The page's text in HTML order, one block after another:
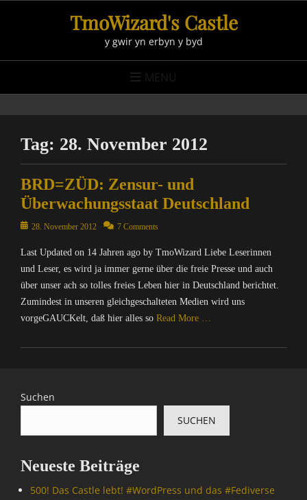
TmoWizard's Castle
y gwir yn erbyn y byd
MENU
Tag: 28. November 2012
BRD=ZÜD: Zensur- und
Überwachungsstaat Deutschland
Posted28. November 2012 7 Comments
Last Updated on 14 Jahren ago by TmoWizard Liebe Leserinnen
und Leser, es wird ja immer gerne über die freie Presse und auch
über unser ach so tolles freies Leben hier in Deutschland berichtet.
Zumindest in unseren gleichgeschalteten Medien wird uns
vorgeGAUCKelt, daß hier alles so Read More …
Categories
p
t
r
I
Suchen
SUCHEN
Neueste Beiträge
500! Das Castle lebt! #WordPress und das #Fediverse